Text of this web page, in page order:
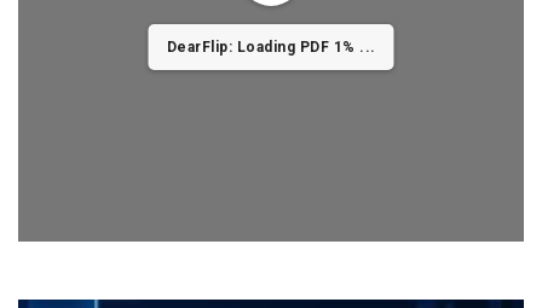
DearFlip: Loading PDF 1% ...